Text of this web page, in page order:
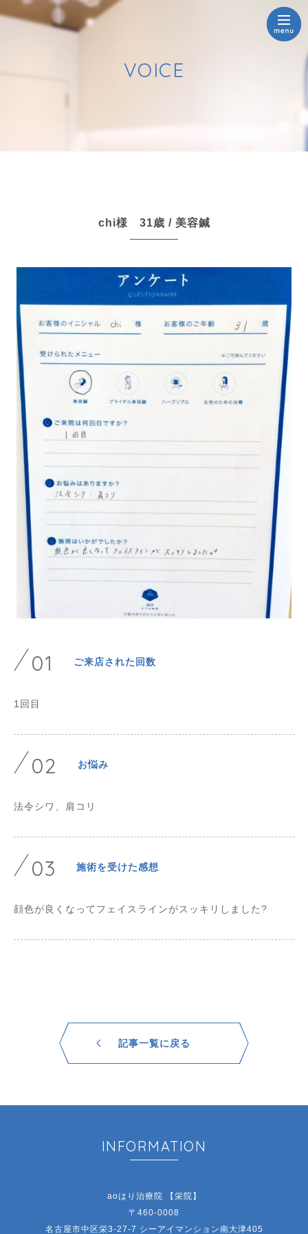
VOICE
chi様 31歳 / 美容鍼
01 ご来店された回数
1回目
02 お悩み
法令シワ、肩コリ
03 施術を受けた感想
顔色が良くなってフェイスラインがスッキリしました?
記事一覧に戻る
INFORMATION
aoはり治療院 【栄院】
〒460-0008
名古屋市中区栄3-27-7 シーアイマンション南大津405